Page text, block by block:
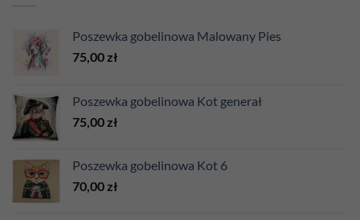
Poszewka gobelinowa Malowany Pies
75,00 zł
Poszewka gobelinowa Kot generał
75,00 zł
Poszewka gobelinowa Kot 6
70,00 zł